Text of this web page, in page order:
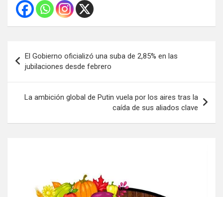
de
entradas
El Gobierno oficializó una suba de 2,85% en las
jubilaciones desde febrero
La ambición global de Putin vuela por los aires tras la
caída de sus aliados clave